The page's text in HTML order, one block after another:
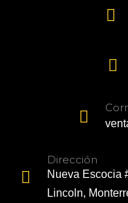
Dirección
Nueva Escocia
Lincoln,